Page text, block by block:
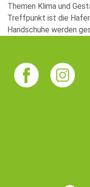
Themen Klima und
Treffpunkt ist die
Handschuhe werden